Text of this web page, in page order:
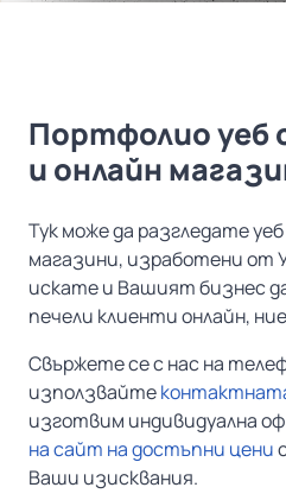
Портфолио уеб
и онлайн
Тук може да разгледате
магазини, изработени от
искате и Вашият бизнес
печели клиенти онлайн,
Свържете се с нас на
използвайте
изготвим индивидуална
на сайт на достъпни цени
Ваши изисквания.